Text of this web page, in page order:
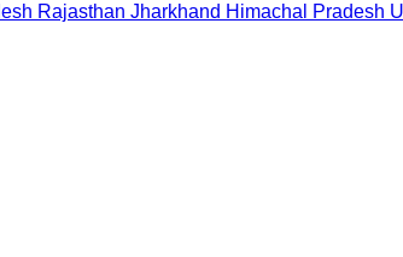
Rajasthan Jharkhand Himachal Pradesh